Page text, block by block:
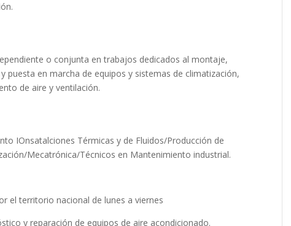
o conjunta en trabajos dedicados al montaje,
puesta en marcha de equipos y sistemas de climatización,
de aire y ventilación.
IOnsatalciones Térmicas y de Fluidos/Producción de
Mecatrónica/Técnicos en Mantenimiento industrial.
el territorio nacional de lunes a viernes
y reparación de equipos de aire acondicionado.